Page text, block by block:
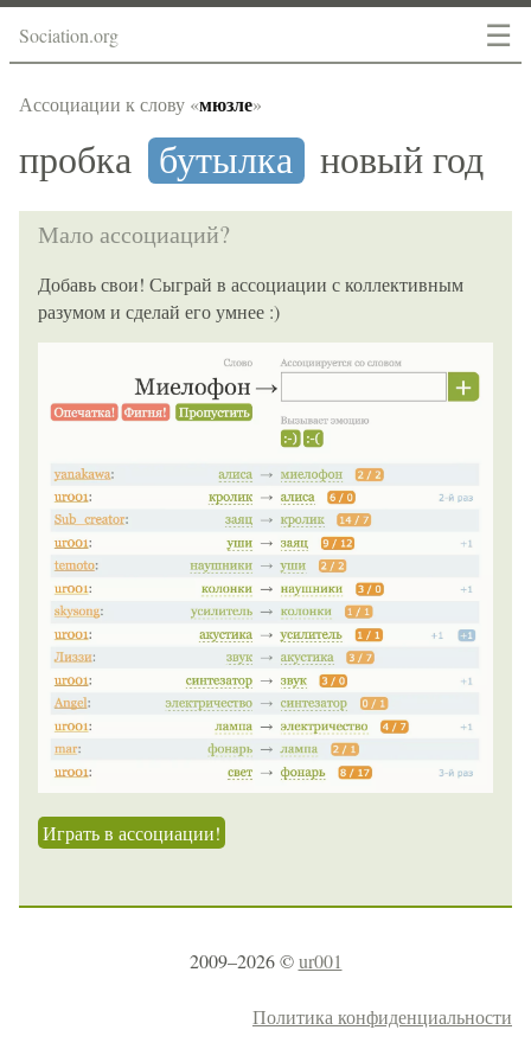
☰
Sociation.org
Ассоциации к слову «мюзле»
пробка бутылка новый год
Мало ассоциаций?
Добавь свои! Сыграй в ассоциации с коллективным
разумом и сделай его умнее :)
Играть в ассоциации!
2009–2026 ©ur001
Политика конфиденциальности